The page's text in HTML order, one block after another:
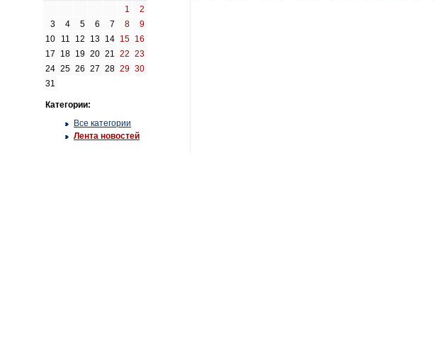
1
2
3
4 5 6 7 8
9
10
11 12 13 14 15 16
17
18 19 20 21 22 23
24 25 26 27 28 29 30
31
Категории:
Все категории
Лента новостей